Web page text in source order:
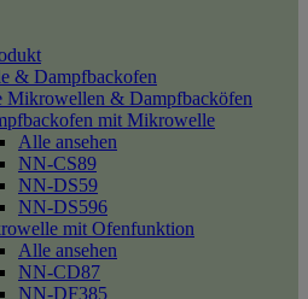
& Dampfbackofen
Mikrowellen & Dampfbacköfen
mit Mikrowelle
Alle ansehen
NN-CS89
NN-DS59
NN-DS596
mit Ofenfunktion
Alle ansehen
NN-CD87
NN-DF385